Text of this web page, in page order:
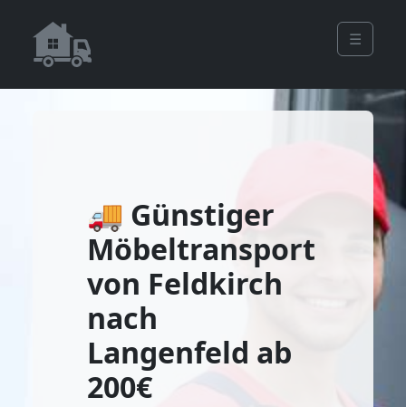
☰
🚚 Günstiger
Möbeltransport
von Feldkirch
nach
Langenfeld ab
200€